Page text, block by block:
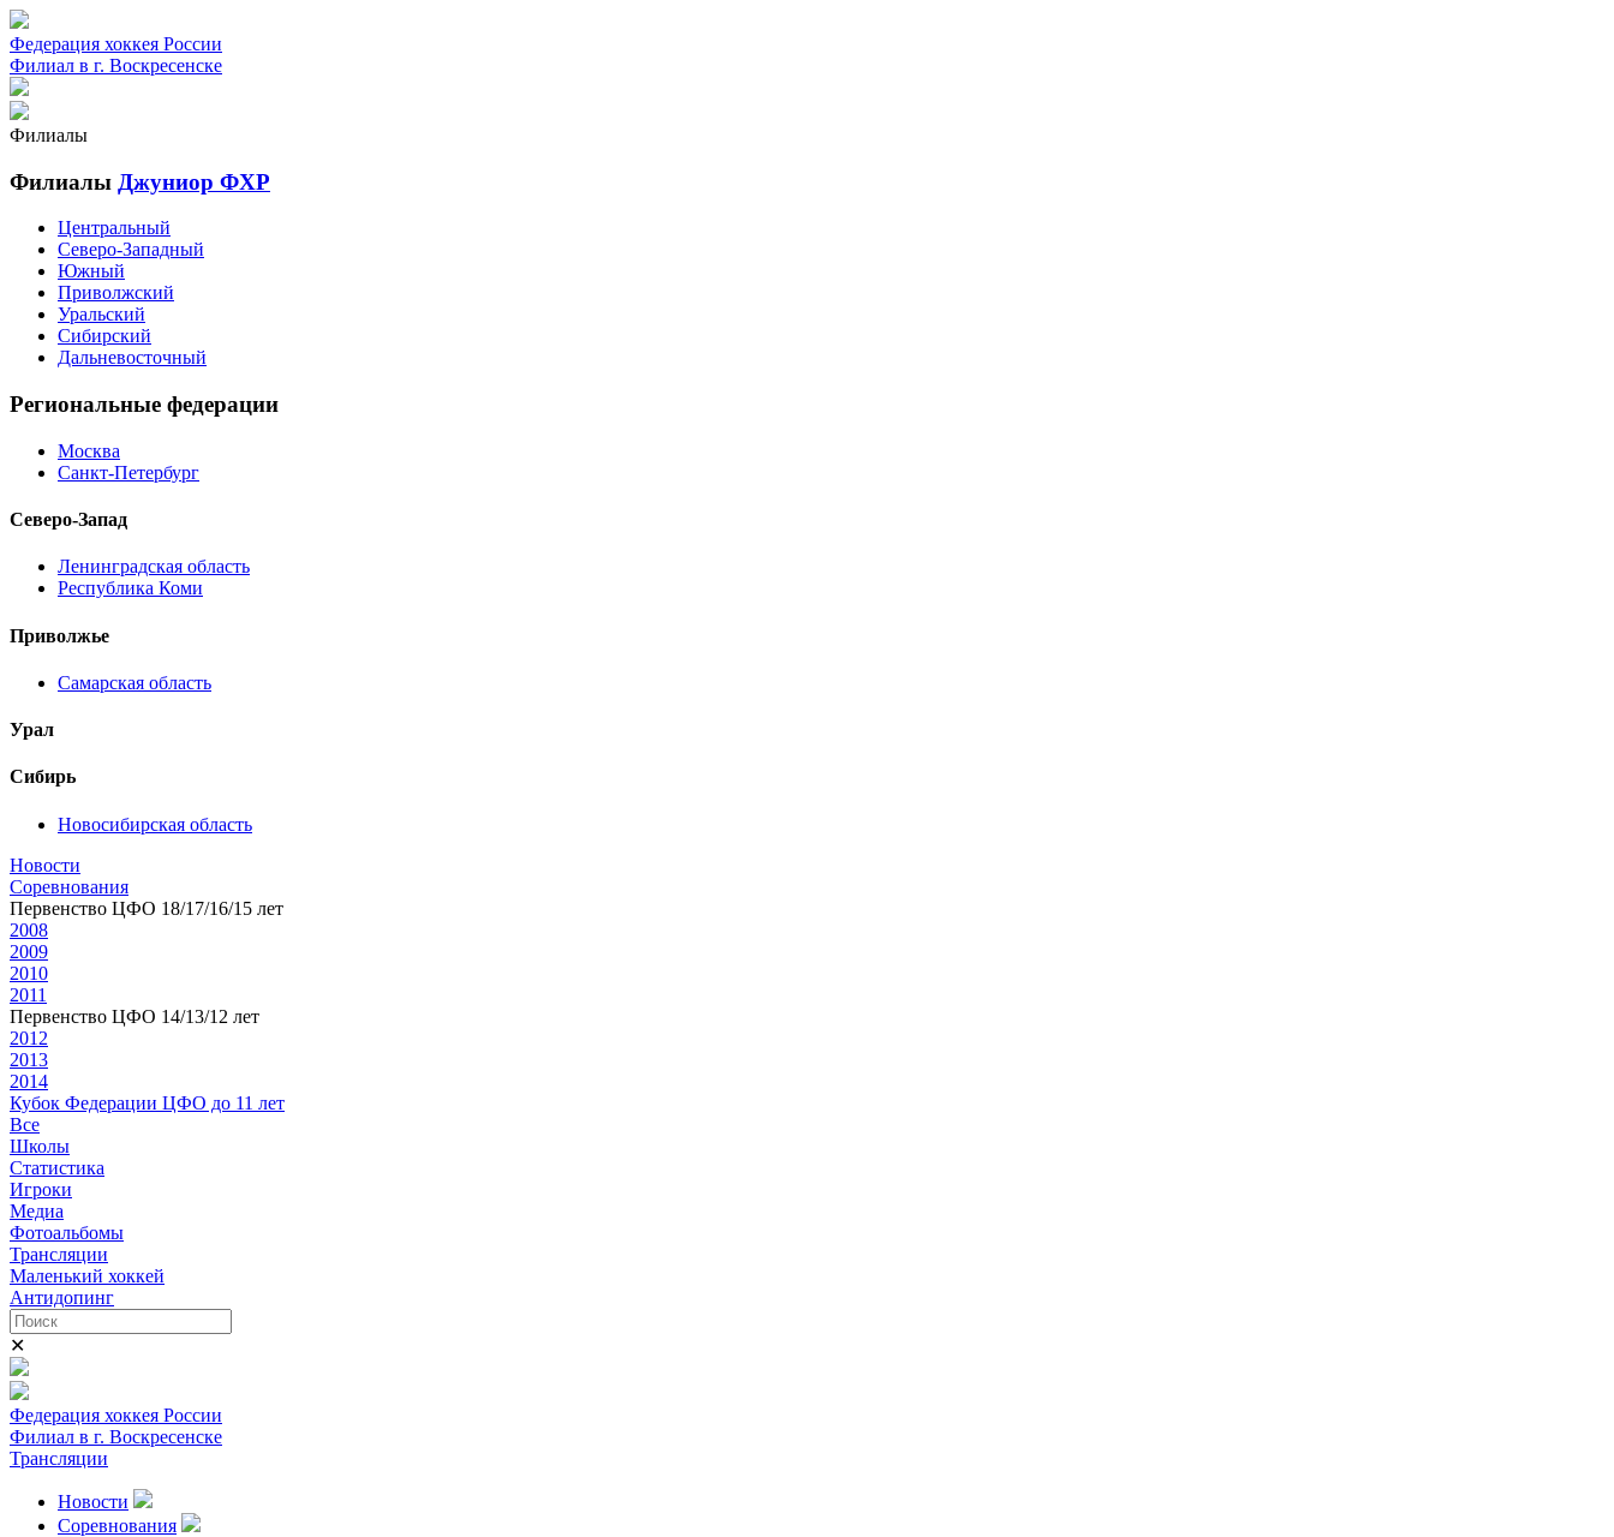
Федерация хоккея России
Филиал в г. Воскресенске
Филиалы
Филиалы Джуниор ФХР
Центральный
Северо-Западный
Южный
Приволжский
Уральский
Сибирский
Дальневосточный
Региональные федерации
Москва
Санкт-Петербург
Северо-Запад
Ленинградская область
Республика Коми
Приволжье
Самарская область
Урал
Сибирь
Новосибирская область
Новости
Соревнования
Первенство ЦФО 18/17/16/15 лет
2008
2009
2010
2011
Первенство ЦФО 14/13/12 лет
2012
2013
2014
Кубок Федерации ЦФО до 11 лет
Все
Школы
Статистика
Игроки
Медиа
Фотоальбомы
Трансляции
Маленький хоккей
Антидопинг
✕
Федерация хоккея России
Филиал в г. Воскресенске
Трансляции
Новости
Соревнования